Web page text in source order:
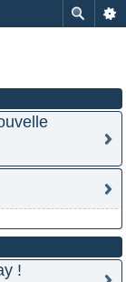
!